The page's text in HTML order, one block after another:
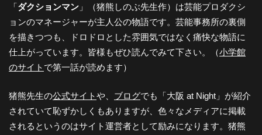
「ダクションマン 」（猪熊しのぶ先生作）は芸能プロダクシ
ョンのマネージャーが主人公の物語です。芸能事務所の裏側
を描きつつも、ドロドロとした雰囲気ではなく痛快な物語に
仕上がっています。皆様もぜひ読んでみて下さい。（小学館
のサイト で第一話が読めます）
猪熊先生の公式サイトや、 ブログでも「大阪 at Night」が紹介
されていて恥ずかしくもありますが、色々なメディアに掲載
されるというのはサイト運営者として励みになります。猪熊